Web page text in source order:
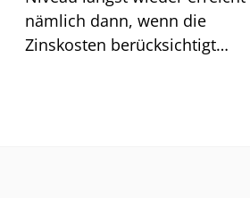
nämlich dann, wenn die
Zinskosten berücksichtigt